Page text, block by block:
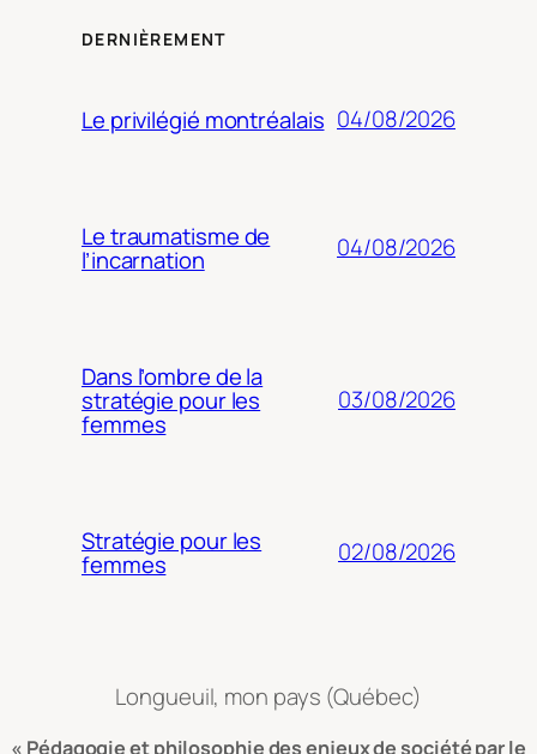
DERNIÈREMENT
Le privilégié montréalais 04/08/2026
Le traumatisme de
l’incarnation 04/08/2026
Dans l’ombre de la
stratégie pour les
femmes
03/08/2026
Stratégie pour les
femmes 02/08/2026
Longueuil, mon pays (Québec)
« Pédagogie et philosophie des enjeux de société par le